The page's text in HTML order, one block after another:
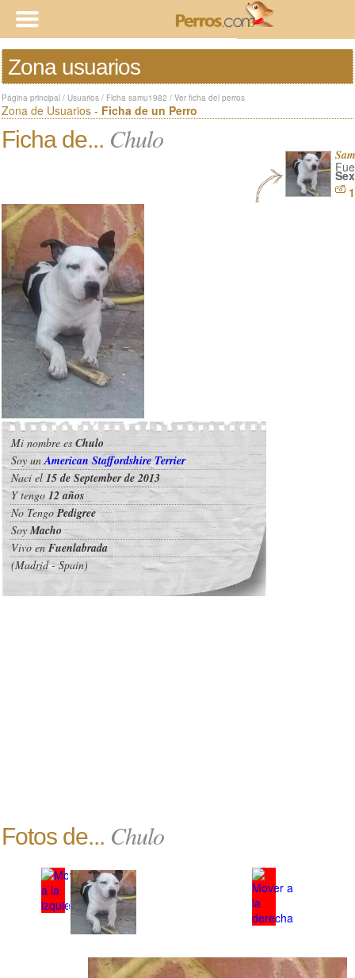
Zona usuarios
Página principal / Usuarios / Ficha samu1982 / Ver ficha del perros
Zona de Usuarios - Ficha de un Perro
Ficha de... Chulo
Mi nombre es Chulo
Soy unAmerican Staffordshire Terrier
Nací el 15 de September de 2013
Y tengo 12 años
No TengoPedigree
SoyMacho
Vivo enFuenlabrada
(Madrid - Spain)
Fotos de... Chulo